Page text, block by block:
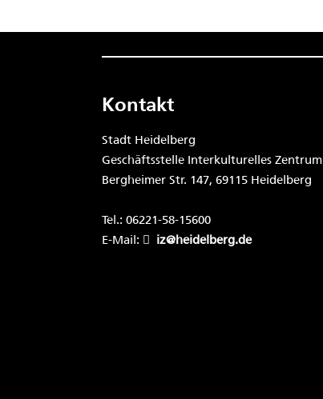
Kontakt
Stadt Heidelberg
Geschäftsstelle Interkulturelles Zentrum
Bergheimer Str. 147, 69115 Heidelberg
Tel.: 06221-58-15600
E-Mail:
iz@heidelberg.de